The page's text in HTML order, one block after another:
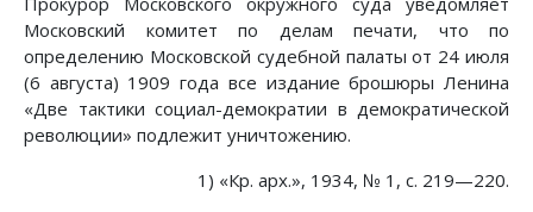
Московский комитет по делам печати, что по
определению Московской судебной палаты от 24 июля
(6 августа) 1909 года все издание брошюры Ленина
«Две тактики социал-демократии в демократической
революции» подлежит уничтожению.
1) «Кр. арх.», 1934, № 1, с. 219—220.